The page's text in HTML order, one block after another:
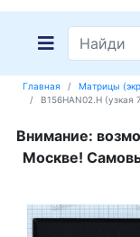
Главная Матрицы
B156HAN02.H (узкая
Внимание:
Москве!